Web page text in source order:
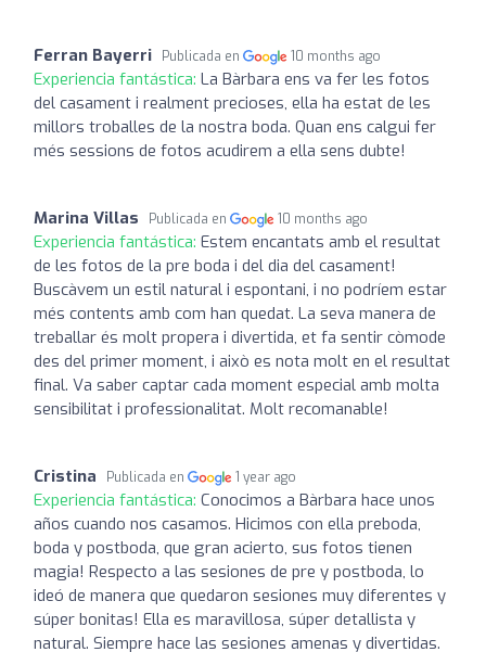
Ferran Bayerri Publicada en 10 months ago
Experiencia fantástica: La Bàrbara ens va fer les fotos
del casament i realment precioses, ella ha estat de les
millors troballes de la nostra boda. Quan ens calgui fer
més sessions de fotos acudirem a ella sens dubte!
Marina Villas Publicada en 10 months ago
Experiencia fantástica: Estem encantats amb el resultat
de les fotos de la pre boda i del dia del casament!
Buscàvem un estil natural i espontani, i no podríem estar
més contents amb com han quedat. La seva manera de
treballar és molt propera i divertida, et fa sentir còmode
des del primer moment, i això es nota molt en el resultat
final. Va saber captar cada moment especial amb molta
sensibilitat i professionalitat. Molt recomanable!
Cristina Publicada en 1 year ago
Experiencia fantástica: Conocimos a Bàrbara hace unos
años cuando nos casamos. Hicimos con ella preboda,
boda y postboda, que gran acierto, sus fotos tienen
magia! Respecto a las sesiones de pre y postboda, lo
ideó de manera que quedaron sesiones muy diferentes y
súper bonitas! Ella es maravillosa, súper detallista y
natural. Siempre hace las sesiones amenas y divertidas.